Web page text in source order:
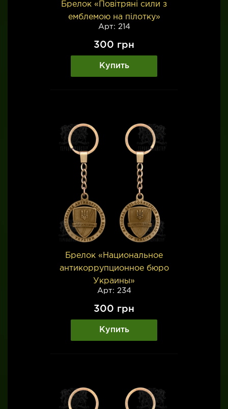
Брелок «Повітряні сили з
емблемою на пілотку»
Арт: 214
300 грн
Купить
Брелок «Национальное
антикоррупционное бюро
Украины»
Арт: 234
300 грн
Купить